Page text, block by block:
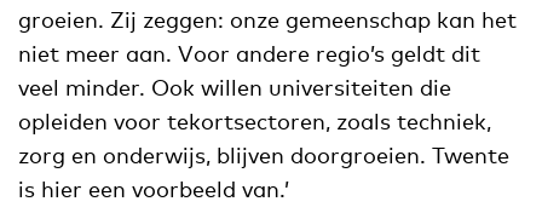
groeien. Zij zeggen: onze gemeenschap kan het
niet meer aan. Voor andere regio’s geldt dit
veel minder. Ook willen universiteiten die
opleiden voor tekortsectoren, zoals techniek,
zorg en onderwijs, blijven doorgroeien. Twente
is hier een voorbeeld van.’